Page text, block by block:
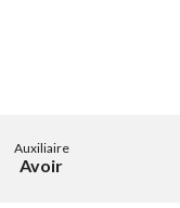
Auxiliaire
Avoir